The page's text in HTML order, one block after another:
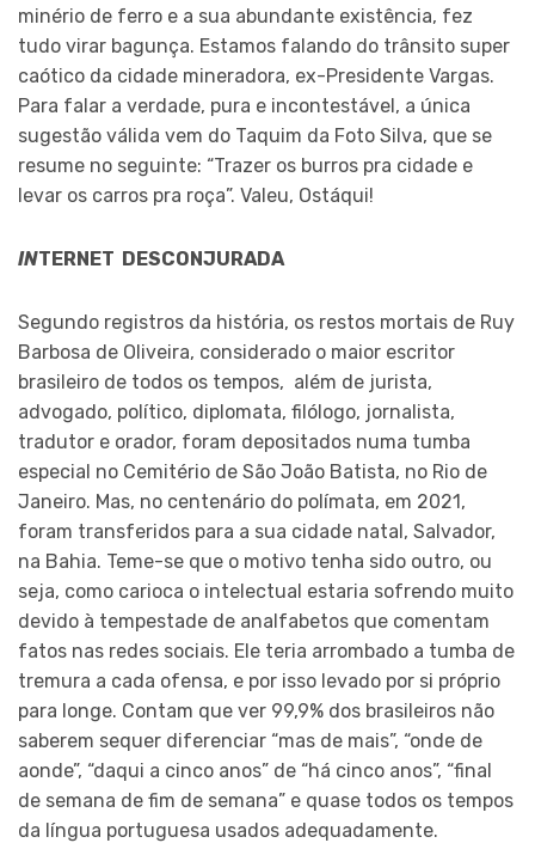
minério de ferro e a sua abundante existência, fez
tudo virar bagunça. Estamos falando do trânsito super
caótico da cidade mineradora, ex-Presidente Vargas.
Para falar a verdade, pura e incontestável, a única
sugestão válida vem do Taquim da Foto Silva, que se
resume no seguinte: “Trazer os burros pra cidade e
levar os carros pra roça”. Valeu, Ostáqui!
INTERNET DESCONJURADA
Segundo registros da história, os restos mortais de Ruy
Barbosa de Oliveira, considerado o maior escritor
brasileiro de todos os tempos, além de jurista,
advogado, político, diplomata, filólogo, jornalista,
tradutor e orador, foram depositados numa tumba
especial no Cemitério de São João Batista, no Rio de
Janeiro. Mas, no centenário do polímata, em 2021,
foram transferidos para a sua cidade natal, Salvador,
na Bahia. Teme-se que o motivo tenha sido outro, ou
seja, como carioca o intelectual estaria sofrendo muito
devido à tempestade de analfabetos que comentam
fatos nas redes sociais. Ele teria arrombado a tumba de
tremura a cada ofensa, e por isso levado por si próprio
para longe. Contam que ver 99,9% dos brasileiros não
saberem sequer diferenciar “mas de mais”, “onde de
aonde”, “daqui a cinco anos” de “há cinco anos”, “final
de semana de fim de semana” e quase todos os tempos
da língua portuguesa usados adequadamente.